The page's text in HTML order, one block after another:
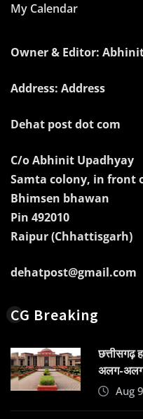
My Calendar
Owner & Editor:
Address: Address
Dehat post dot com
C/o Abhinit Upadhyay
Samta colony, in front
Bhimsen bhawan
Pin 492010
Raipur (Chhattisgarh)
dehatpost@gmail.com
CG Breaking
छत्तीसगढ़
अलग-अलग
Aug